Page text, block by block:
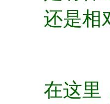
还是相
在这里